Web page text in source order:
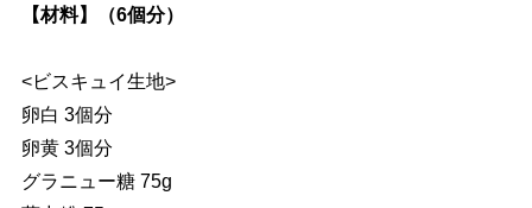
【材料】（6個分）
<ビスキュイ生地>
卵白 3個分
卵黄 3個分
グラニュー糖 75g